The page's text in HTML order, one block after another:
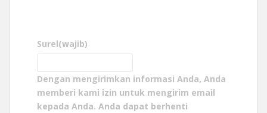
Surel(wajib)
Dengan mengirimkan informasi Anda, Anda
memberi kami izin untuk mengirim email
kepada Anda. Anda dapat berhenti